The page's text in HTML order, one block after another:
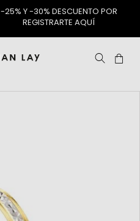
-25% Y -30% DESCUENTO POR
REGISTRARTE AQUÍ